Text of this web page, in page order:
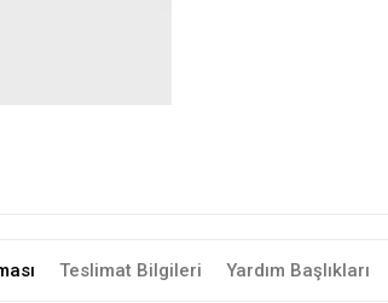
Teslimat Bilgileri Yardım Başlıkları